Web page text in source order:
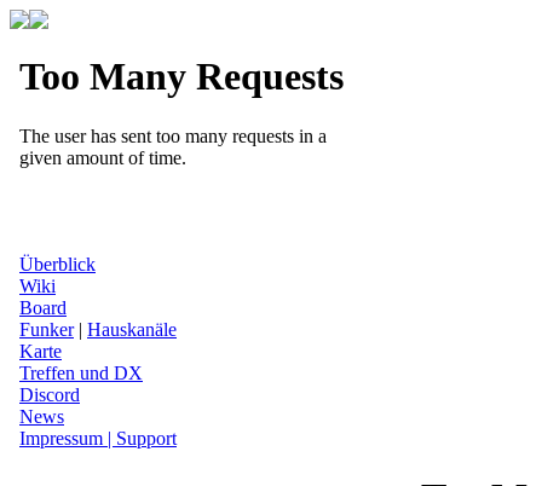
Überblick
Wiki
Board
Funker| Hauskanäle
Karte
Treffen und DX
Discord
News
Impressum | Support